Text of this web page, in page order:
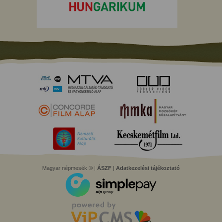
Magyar népmesék © | ÁSZF | Adatkezelési tájékoztató